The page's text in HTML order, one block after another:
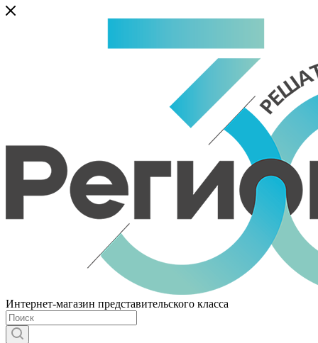
Интернет-магазин представительского класса